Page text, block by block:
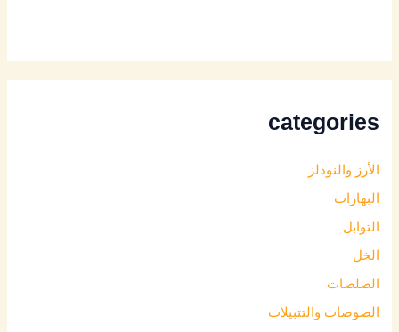
categories
الأرز والنودلز
البهارات
التوابل
الخل
الصلصات
الصوصات والتتبيلات